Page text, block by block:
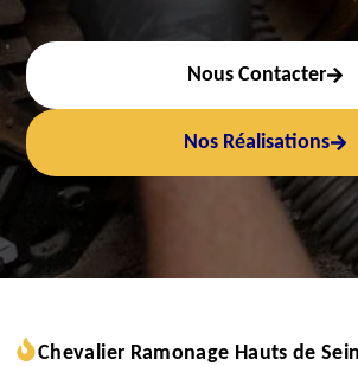
Nous Contacter
Nos Réalisations
Chevalier Ramonage Hauts de